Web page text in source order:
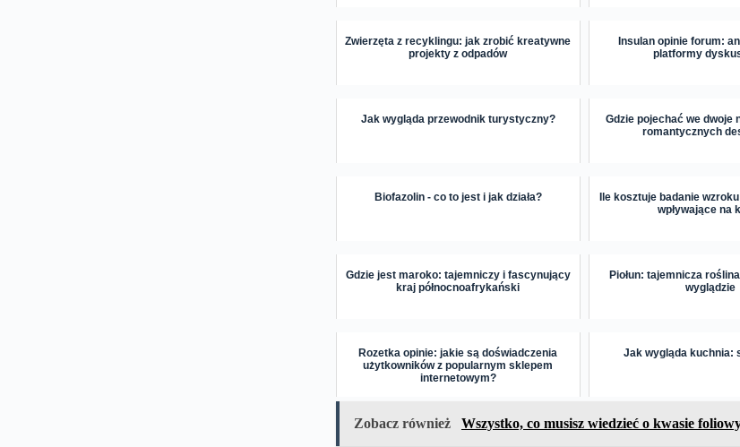
Zwierzęta z recyklingu: jak zrobić kreatywne
projekty z odpadów
Insulan opinie forum:
platformy
Jak wygląda przewodnik turystyczny?
Gdzie pojechać we dwoje
romantycznych
Biofazolin - co to jest i jak działa?
Ile kosztuje badanie
wpływające na
Gdzie jest maroko: tajemniczy i fascynujący
kraj północnoafrykański
Piołun: tajemnicza
wyglądzie
Rozetka opinie: jakie są doświadczenia
użytkowników z popularnym sklepem
internetowym?
Jak wygląda kuchnia:
Zobacz również Wszystko, co musisz wiedzieć o kwasie